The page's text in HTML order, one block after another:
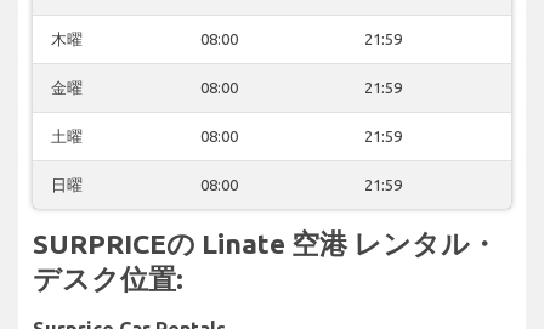
木曜 08:00 21:59
金曜 08:00 21:59
土曜 08:00 21:59
日曜 08:00 21:59
SURPRICEの Linate 空港 レンタル・
デスク位置: